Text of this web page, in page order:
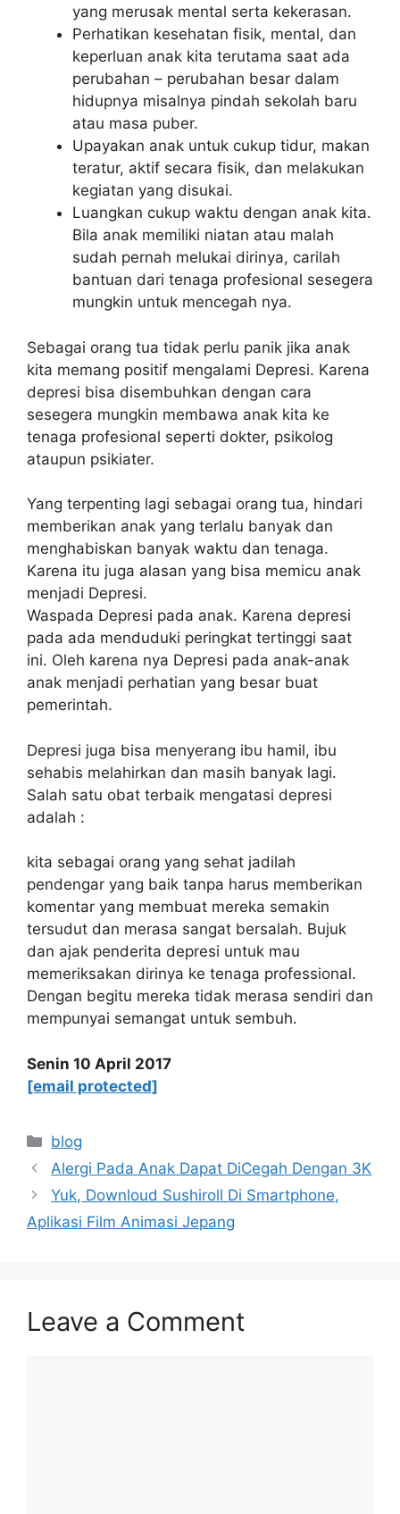
yang merusak mental serta kekerasan.
Perhatikan kesehatan fisik, mental, dan
keperluan anak kita terutama saat ada
perubahan – perubahan besar dalam
hidupnya misalnya pindah sekolah baru
atau masa puber.
Upayakan anak untuk cukup tidur, makan
teratur, aktif secara fisik, dan melakukan
kegiatan yang disukai.
Luangkan cukup waktu dengan anak kita.
Bila anak memiliki niatan atau malah
sudah pernah melukai dirinya, carilah
bantuan dari tenaga profesional sesegera
mungkin untuk mencegah nya.
Sebagai orang tua tidak perlu panik jika anak
kita memang positif mengalami Depresi. Karena
depresi bisa disembuhkan dengan cara
sesegera mungkin membawa anak kita ke
tenaga profesional seperti dokter, psikolog
ataupun psikiater.
Yang terpenting lagi sebagai orang tua, hindari
memberikan anak yang terlalu banyak dan
menghabiskan banyak waktu dan tenaga.
Karena itu juga alasan yang bisa memicu anak
menjadi Depresi.
Waspada Depresi pada anak. Karena depresi
pada ada menduduki peringkat tertinggi saat
ini. Oleh karena nya Depresi pada anak-anak
anak menjadi perhatian yang besar buat
pemerintah.
Depresi juga bisa menyerang ibu hamil, ibu
sehabis melahirkan dan masih banyak lagi.
Salah satu obat terbaik mengatasi depresi
adalah :
kita sebagai orang yang sehat jadilah
pendengar yang baik tanpa harus memberikan
komentar yang membuat mereka semakin
tersudut dan merasa sangat bersalah. Bujuk
dan ajak penderita depresi untuk mau
memeriksakan dirinya ke tenaga professional.
Dengan begitu mereka tidak merasa sendiri dan
mempunyai semangat untuk sembuh.
Senin 10 April 2017
[email protected]
Categories
blog
Alergi Pada Anak Dapat DiCegah Dengan 3K
Yuk, Downloud Sushiroll Di Smartphone,
Aplikasi Film Animasi Jepang
Leave a Comment